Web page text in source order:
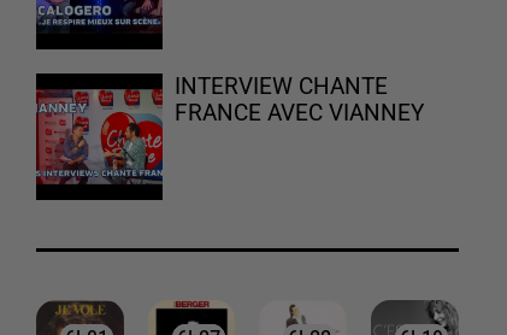
INTERVIEW CHANTE
FRANCE AVEC VIANNEY